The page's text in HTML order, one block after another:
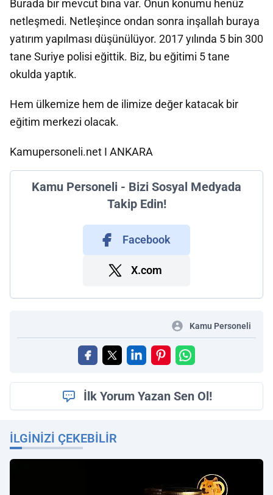
Burada bir mevcut bina var. Onun konumu henüz
netleşmedi. Netleşince ondan sonra inşallah buraya
yatırım yapılması düşünülüyor. 2017 yılında 5 bin 300
tane Suriye polisi eğittik. Biz, bu eğitimi 5 tane
okulda yaptık.
Hem ülkemize hem de ilimize değer katacak bir
eğitim merkezi olacak.
Kamupersoneli.net I ANKARA
Kamu Personeli - Bizi Sosyal Medyada
Takip Edin!
Facebook
X.com
Kamu Personeli
İlk Yorum Yazan Sen Ol!
İLGINIZI ÇEKEBILIR